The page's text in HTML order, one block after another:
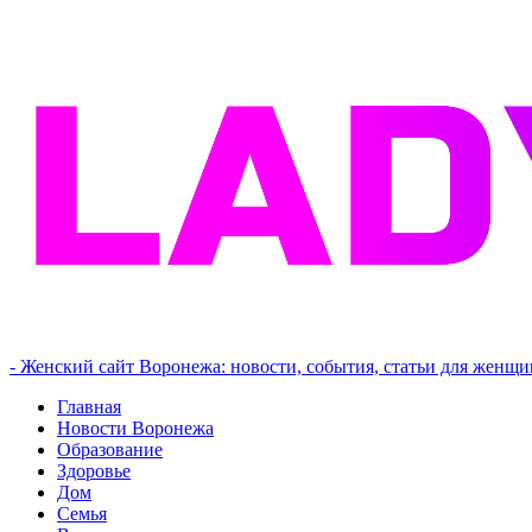
- Женский сайт Воронежа: новости, события, статьи для
Главная
Новости Воронежа
Образование
Здоровье
Дом
Семья